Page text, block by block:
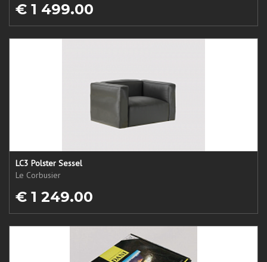
€ 1 499.00
LC3 Polster Sessel
Le Corbusier
€ 1 249.00